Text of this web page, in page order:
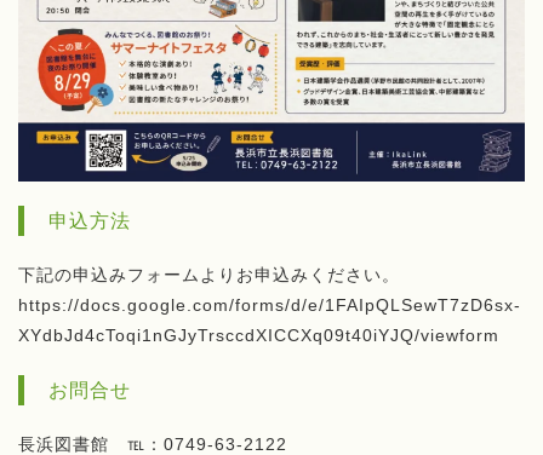
申込方法
下記の申込みフォームよりお申込みください。
https://docs.google.com/forms/d/e/1FAIpQLSewT7zD6sx-
XYdbJd4cToqi1nGJyTrsccdXICCXq09t40iYJQ/viewform
お問合せ
長浜図書館 ℡：0749-63-2122